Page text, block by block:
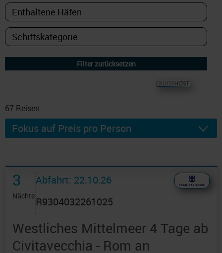
67 Reisen
3
Nächte
Abfahrt: 22.10.26
R9304032261025
Westliches Mittelmeer 4 Tage ab
Civitavecchia - Rom an